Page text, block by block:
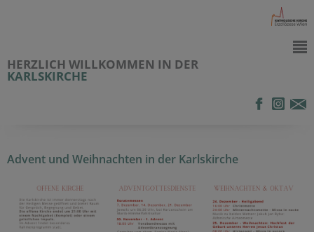
HERZLICH WILLKOMMEN IN DER
KARLSKIRCHE
Advent und Weihnachten in der Karlskirche